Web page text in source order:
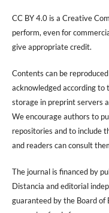
CC BY 4.0 is a Creative
perform, even for
give appropriate credit.
Contents can be
acknowledged according to
storage in preprint servers
We encourage authors to
repositories and to include
and readers can consult
The journal is financed by
Distancia and editorial
guaranteed by the Board of